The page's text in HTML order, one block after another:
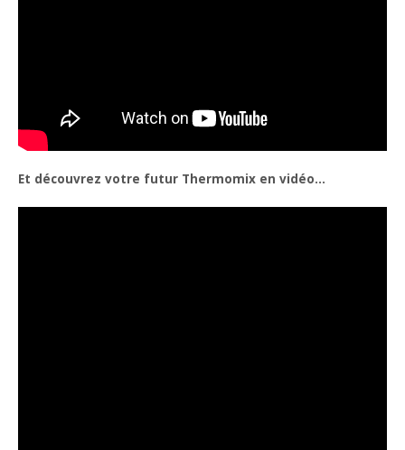
Et découvrez votre futur Thermomix en vidéo…